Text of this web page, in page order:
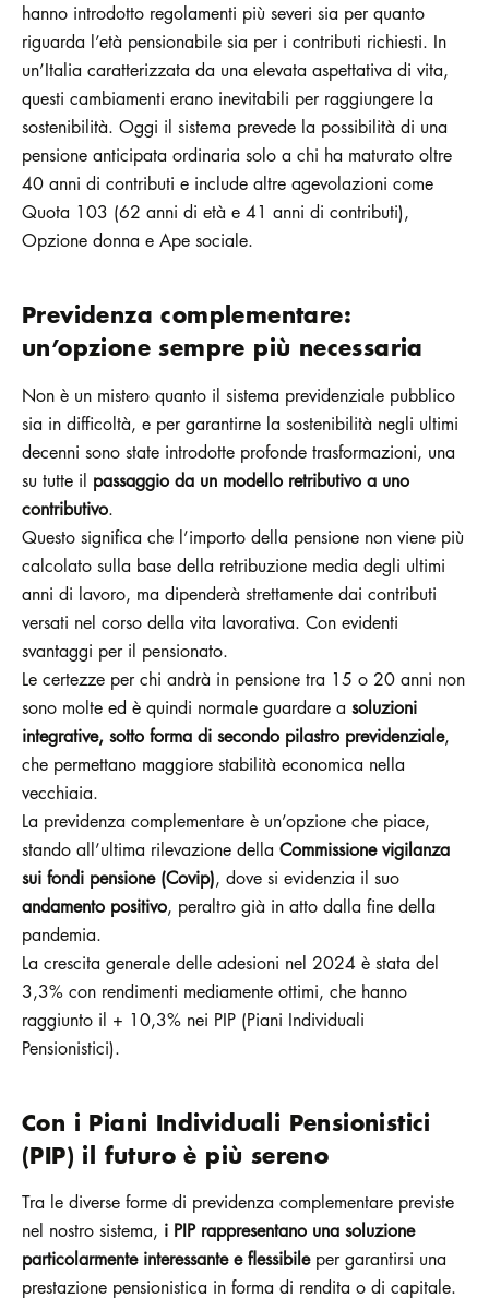
hanno introdotto regolamenti più severi sia per quanto
riguarda l’età pensionabile sia per i contributi richiesti. In
un’Italia caratterizzata da una elevata aspettativa di vita,
questi cambiamenti erano inevitabili per raggiungere la
sostenibilità. Oggi il sistema prevede la possibilità di una
pensione anticipata ordinaria solo a chi ha maturato oltre
40 anni di contributi e include altre agevolazioni come
Quota 103 (62 anni di età e 41 anni di contributi),
Opzione donna e Ape sociale.
Previdenza complementare:
un’opzione sempre più necessaria
Non è un mistero quanto il sistema previdenziale pubblico
sia in difficoltà, e per garantirne la sostenibilità negli ultimi
decenni sono state introdotte profonde trasformazioni, una
su tutte il passaggio da un modello retributivo a uno
contributivo.
Questo significa che l’importo della pensione non viene più
calcolato sulla base della retribuzione media degli ultimi
anni di lavoro, ma dipenderà strettamente dai contributi
versati nel corso della vita lavorativa. Con evidenti
svantaggi per il pensionato.
Le certezze per chi andrà in pensione tra 15 o 20 anni non
sono molte ed è quindi normale guardare a soluzioni
integrative, sotto forma di secondo pilastro previdenziale,
che permettano maggiore stabilità economica nella
vecchiaia.
La previdenza complementare è un’opzione che piace,
stando all’ultima rilevazione della Commissione vigilanza
sui fondi pensione (Covip), dove si evidenzia il suo
andamento positivo, peraltro già in atto dalla fine della
pandemia.
La crescita generale delle adesioni nel 2024 è stata del
3,3% con rendimenti mediamente ottimi, che hanno
raggiunto il + 10,3% nei PIP (Piani Individuali
Pensionistici).
Con i Piani Individuali Pensionistici
(PIP) il futuro è più sereno
Tra le diverse forme di previdenza complementare previste
nel nostro sistema, i PIP rappresentano una soluzione
particolarmente interessante e flessibileper garantirsi una
prestazione pensionistica in forma di rendita o di capitale.